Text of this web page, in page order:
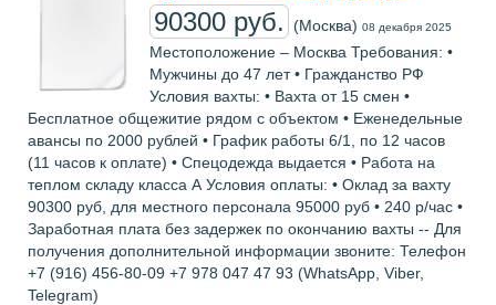
90300 руб. (Москва) 08 декабря 2025
Местоположение – Москва Требования: •
Мужчины до 47 лет • Гражданство РФ
Условия вахты: • Вахта от 15 смен •
Бесплатное общежитие рядом с объектом • Еженедельные
авансы по 2000 рублей • График работы 6/1, по 12 часов
(11 часов к оплате) • Спецодежда выдается • Работа на
теплом складу класса А Условия оплаты: • Оклад за вахту
90300 руб, для местного персонала 95000 руб • 240 р/час •
Заработная плата без задержек по окончанию вахты -- Для
получения дополнительной информации звоните: Телефон
+7 (916) 456-80-09 +7 978 047 47 93 (WhatsApp, Viber,
Telegram)